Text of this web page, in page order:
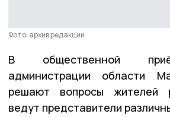
Фото: архив редакции
В общественной
администрации области
решают вопросы жителей
ведут представители